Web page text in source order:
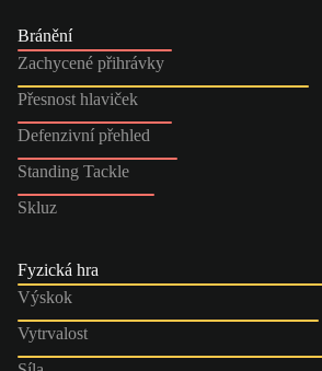
Bránění
Zachycené přihrávky
Přesnost hlaviček
Defenzivní přehled
Standing Tackle
Skluz
Fyzická hra
Výskok
Vytrvalost